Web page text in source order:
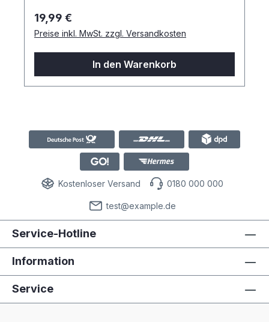
consetetur sadipscing elitr, sed diam
nonumy eirmod tempor invidunt ut labore
et dolore magna aliquyam erat, sed diam
voluptua. At vero eos et accusam et justo
duo dolores et ea rebum. Stet clita kasd
gubergren, no sea takimata sanctus est
Regulärer Preis:
19,99 €
Preise inkl. MwSt. zzgl. Versandkosten
In den Warenkorb
Kostenloser Versand 0180 000 000
test@example.de
Service-Hotline
Information
Service